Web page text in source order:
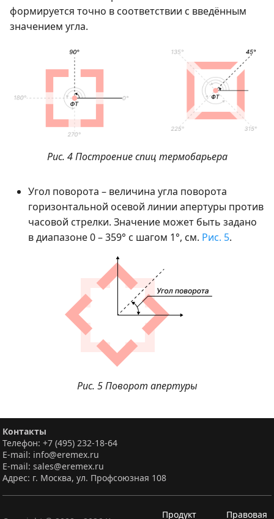
формируется точно в соответствии с введённым
значением угла.
Рис. 4 Построение спиц термобарьера
Угол поворота – величина угла поворота
горизонтальной осевой линии апертуры против
часовой стрелки. Значение может быть задано
в диапазоне 0 – 359° с шагом 1°, см. Рис. 5.
Рис. 5 Поворот апертуры
Контакты
Телефон: +7 (495) 232-18-64
E-mail: info@eremex.ru
E-mail: sales@eremex.ru
Адрес: г. Москва, ул. Профсоюзная 108
Продукт Правовая